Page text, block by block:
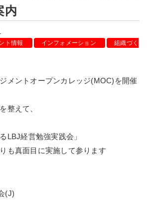
内
ト情報 インフォメーション
組織づく
メントオープンカレッジ(MOC)を開催
整えて、
LBJ経営勉強実践会」
も真面目に実施して参ります
(J)